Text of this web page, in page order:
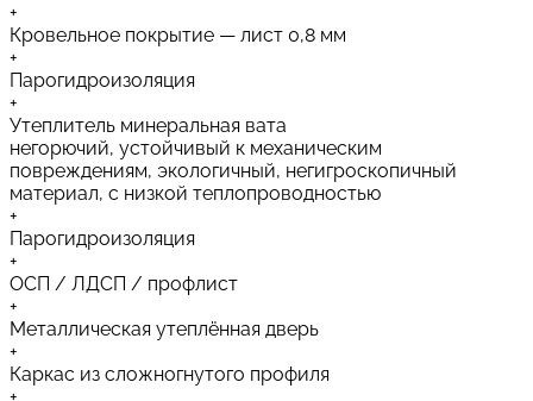
+
Кровельное покрытие — лист 0,8 мм
+
Парогидроизоляция
+
Утеплитель минеральная вата
негорючий, устойчивый к механическим
повреждениям, экологичный, негигроскопичный
материал, с низкой теплопроводностью
+
Парогидроизоляция
+
ОСП / ЛДСП / профлист
+
Металлическая утеплённая дверь
+
Каркас из сложногнутого профиля